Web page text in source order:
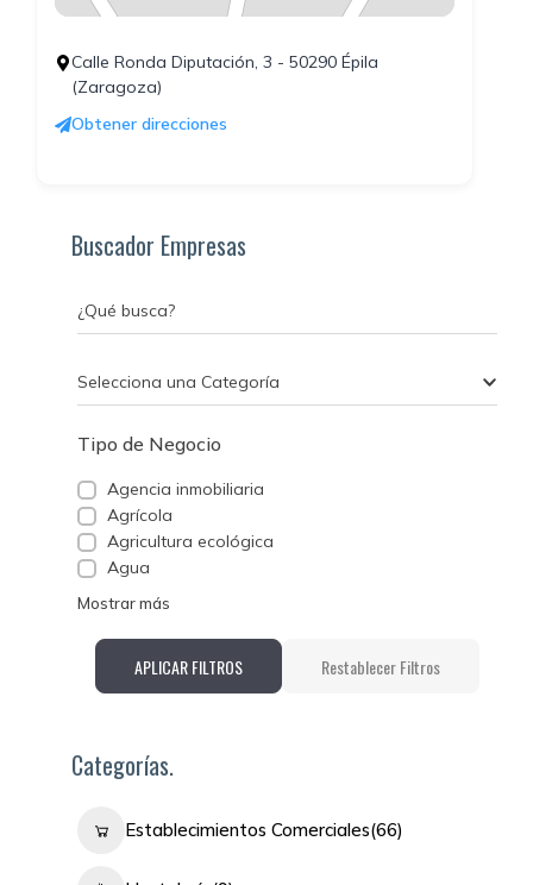
Calle Ronda Diputación, 3 - 50290 Épila
(Zaragoza)
Obtener direcciones
Buscador Empresas
¿Qué busca?
Selecciona una Categoría
Tipo de Negocio
Agencia inmobiliaria
Agrícola
Agricultura ecológica
Agua
Mostrar más
APLICAR FILTROS Restablecer Filtros
Categorías.
Establecimientos Comerciales(66)